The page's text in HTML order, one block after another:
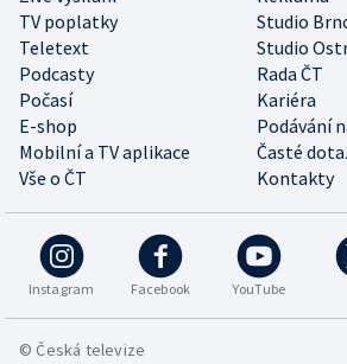
TV poplatky
Studio
Teletext
Studio
Podcasty
Rada ČT
Počasí
Kariéra
E-shop
Podávání
Mobilní a TV aplikace
Časté
Vše o ČT
Kontakty
Instagram Facebook YouTube
© Česká televize